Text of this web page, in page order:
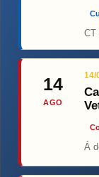
CT
14
AGO
14/
Á